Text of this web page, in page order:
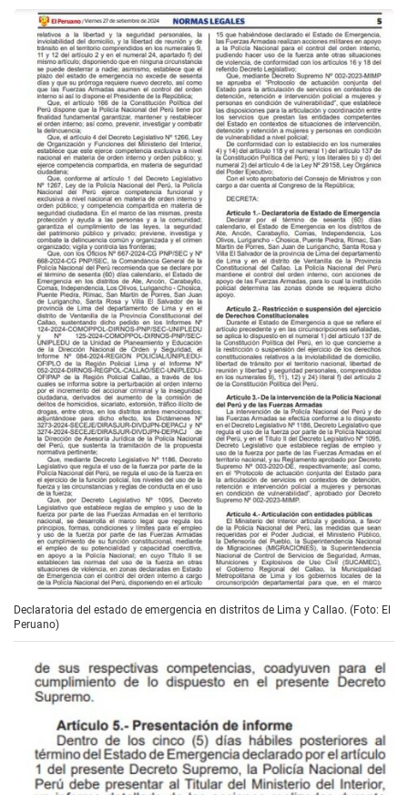
Declaratoria del estado de emergencia en distritos de Lima y Callao. (Foto: El
Peruano)